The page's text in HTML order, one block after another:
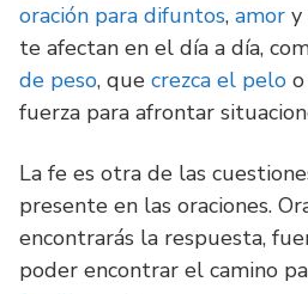
oración para difuntos, amor y
te afectan en el día a día,
de peso, que crezca el pelo
fuerza para afrontar
La fe es otra de las
presente en las oraciones.
encontrarás la respuesta,
poder encontrar el camino